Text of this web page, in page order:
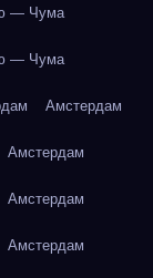
— Чума
— Чума
Амстердам
Амстердам
Амстердам
Амстердам